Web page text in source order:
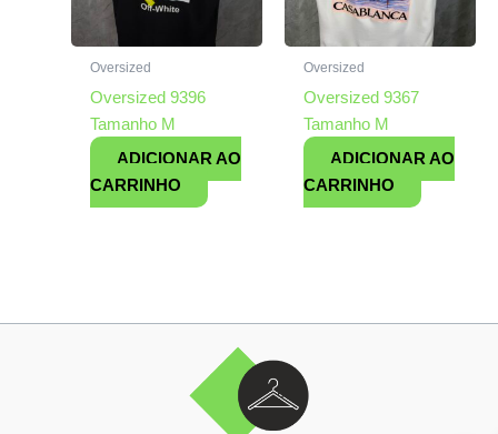
Oversized
Oversized 9396
Tamanho M
ADICIONAR AO
CARRINHO
Oversized
Oversized 9367
Tamanho M
ADICIONAR AO
CARRINHO